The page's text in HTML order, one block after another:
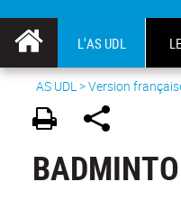
L'AS UDL
AS UDL>Version